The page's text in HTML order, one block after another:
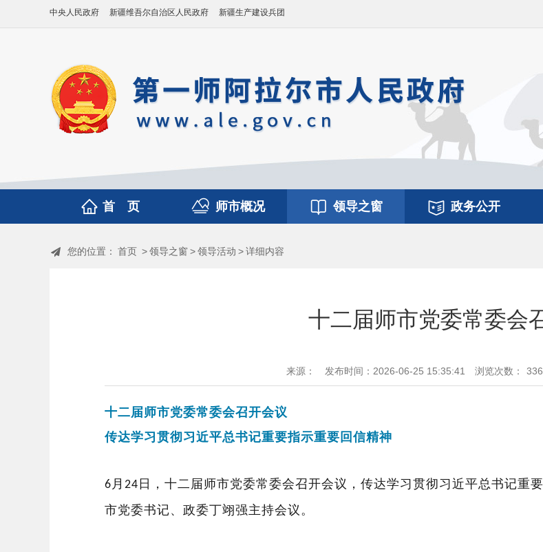
中央人民政府 新疆维吾尔自治区人民政府 新疆生产建设兵团
首 页 师市概况 领导之窗 政务公开
您的位置： 首页 >领导之窗 >领导活动 >详细内容
十二届师市党委常委会
来源： 发布时间：2026-06-25 15:35:41 浏览次数： 336
十二届师市党委常委会召开会议
传达学习贯彻习近平总书记重要指示重要回信精神
6 月 24 日，十二届师市党委常委会召开会议，传达学习贯彻习近平总书记重要
市党委书记、政委丁翊强主持会议。